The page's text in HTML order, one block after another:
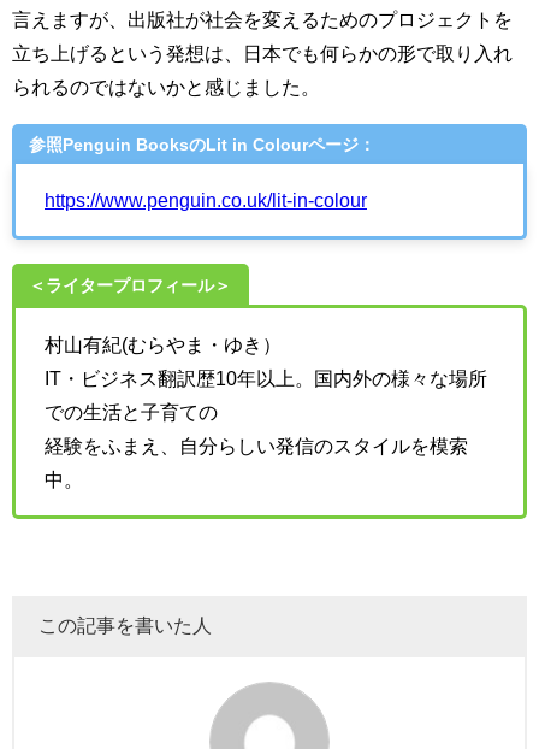
言えますが、出版社が社会を変えるためのプロジェクトを
立ち上げるという発想は、日本でも何らかの形で取り入れ
られるのではないかと感じました。
参照Penguin Booksの Lit in Colourページ：
https://www.penguin.co.uk/lit-in-colour
＜ライタープロフィール＞
村山有紀(むらやま・ゆき）
IT・ビジネス翻訳歴10年以上。国内外の様々な場所
での生活と子育ての
経験をふまえ、自分らしい発信のスタイルを模索
中。
この記事を書いた人